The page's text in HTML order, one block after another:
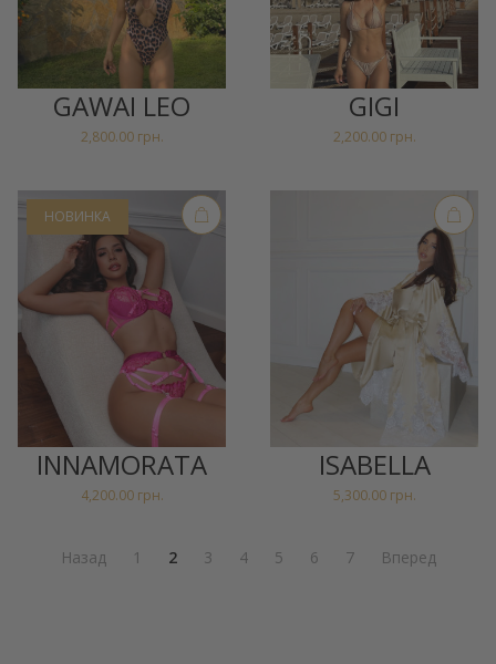
GAWAI LEO
2,800.00 грн.
GIGI
2,200.00 грн.
НОВИНКА
INNAMORATA
4,200.00 грн.
ISABELLA
5,300.00 грн.
Назад 1 2 3 4 5 6 7 Вперед
GEL